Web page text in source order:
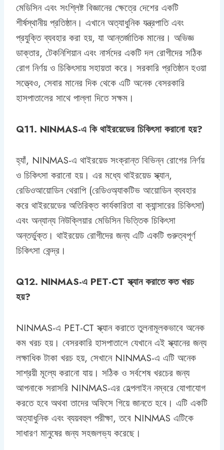
মেডিসিন এবং সংশ্লিষ্ট বিজ্ঞানের ক্ষেত্রে দেশের একটি
শীর্ষস্থানীয় প্রতিষ্ঠান। এখানে অত্যাধুনিক যন্ত্রপাতি এবং
প্রযুক্তি ব্যবহার করা হয়, যা আন্তর্জাতিক মানের। অভিজ্ঞ
ডাক্তার, টেকনিশিয়ান এবং নার্সদের একটি দল রোগীদের সঠিক
রোগ নির্ণয় ও চিকিৎসায় সহায়তা করে। সরকারি প্রতিষ্ঠান হওয়া
সত্ত্বেও, সেবার মানের দিক থেকে এটি অনেক বেসরকারি
হাসপাতালের সাথে পাল্লা দিতে সক্ষম।
Q11. NINMAS-এ কি থাইরয়েডের চিকিৎসা করানো হয়?
হ্যাঁ, NINMAS-এ থাইরয়েড সংক্রান্ত বিভিন্ন রোগের নির্ণয়
ও চিকিৎসা করানো হয়। এর মধ্যে থাইরয়েড স্ক্যান,
রেডিওআয়োডিন থেরাপি (রেডিওঅ্যাকটিভ আয়োডিন ব্যবহার
করে থাইরয়েডের অতিরিক্ত কার্যকারিতা বা ক্যান্সারের চিকিৎসা)
এবং অন্যান্য নিউক্লিয়ার মেডিসিন ভিত্তিক চিকিৎসা
অন্তর্ভুক্ত। থাইরয়েড রোগীদের জন্য এটি একটি গুরুত্বপূর্ণ
চিকিৎসা কেন্দ্র।
Q12. NINMAS-এ PET-CT স্ক্যান করাতে কত খরচ
হয়?
NINMAS-এ PET-CT স্ক্যান করাতে তুলনামূলকভাবে অনেক
কম খরচ হয়। বেসরকারি হাসপাতালে যেখানে এই স্ক্যানের জন্য
লক্ষাধিক টাকা খরচ হয়, সেখানে NINMAS-এ এটি অনেক
সাশ্রয়ী মূল্যে করানো যায়। সঠিক ও সর্বশেষ খরচের জন্য
আপনাকে সরাসরি NINMAS-এর হেল্পলাইন নম্বরে যোগাযোগ
করতে হবে অথবা তাদের অফিসে গিয়ে জানতে হবে। এটি একটি
অত্যাধুনিক এবং ব্যয়বহুল পরীক্ষা, তবে NINMAS এটিকে
সাধারণ মানুষের জন্য সহজলভ্য করেছে।